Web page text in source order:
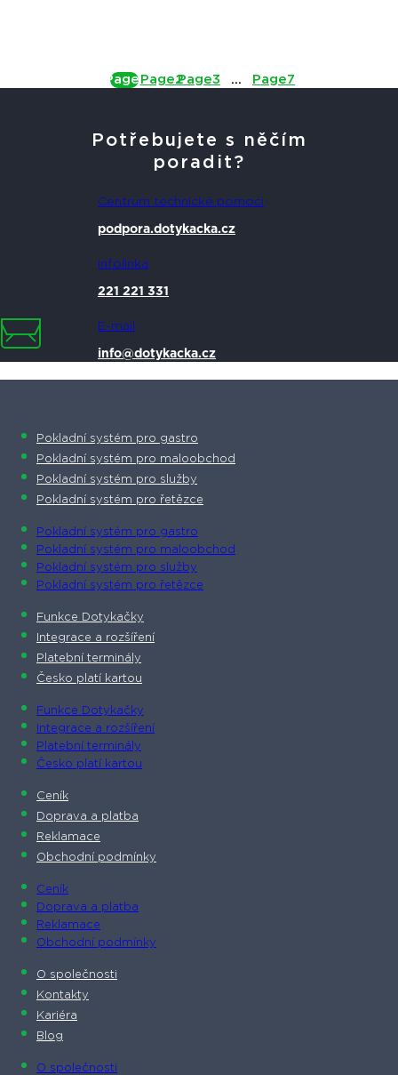
přímo z provozu, a to z regionální kavárny, […]
Page 1Page2
Page3 … Page7
Potřebujete s něčím
poradit?
Centrum technické pomoci
podpora.dotykacka.cz
Infolinka
221 221 331
E-mail
info@dotykacka.cz
Pokladní systém pro gastro
Pokladní systém pro maloobchod
Pokladní systém pro služby
Pokladní systém pro řetězce
Pokladní systém pro gastro
Pokladní systém pro maloobchod
Pokladní systém pro služby
Pokladní systém pro řetězce
Funkce Dotykačky
Integrace a rozšíření
Platební terminály
Česko platí kartou
Funkce Dotykačky
Integrace a rozšíření
Platební terminály
Česko platí kartou
Ceník
Doprava a platba
Reklamace
Obchodní podmínky
Ceník
Doprava a platba
Reklamace
Obchodní podmínky
O společnosti​
Kontakty
Kariéra
Blog
O společnosti​